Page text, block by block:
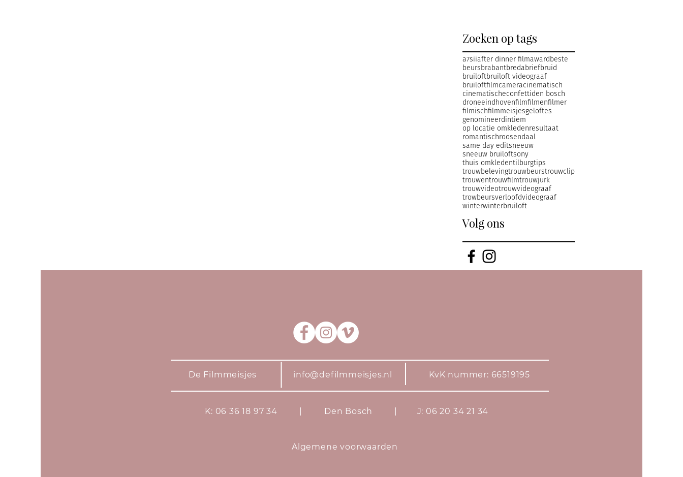
Zoeken op tags
a7siiafter dinner filmaward beste
beursbrabantbredabriefbruid
bruiloftbruiloft videograaf
bruiloftfilmcameracinematisch
cinematischeconfettiden bosch
droneeindhovenfilmfilmenfilmer
filmischfilmmeisjesgeloftes
genomineerdintiem
op locatie omkledenresultaat
romantischroosendaal
same day editsneeuw
sneeuw bruiloftsony
thuis omkledentilburgtips
trouwbelevingtrouwbeurstrouwclip
trouwentrouwfilmtrouwjurk
trouwvideotrouwvideograaf
trowbeursverloofdvideograaf
winterwinterbruiloft
Volg ons
De Filmmeisjes info@defilmmeisjes.nl KvK nummer: 66519195
K: 06 36 18 97 34 | Den Bosch | J: 06 20 34 21 34
Algemene voorwaarden